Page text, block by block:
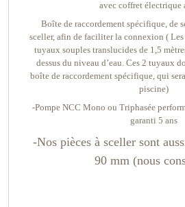
avec coffret électrique
Boîte de raccordement spécifique, de
sceller, afin de faciliter la connexion ( Les
tuyaux souples translucides de 1,5
dessus du niveau d’eau. Ces 2 tuyaux
boîte de raccordement spécifique, qui
piscine)
-Pompe NCC Mono ou Triphasée
garanti 5 ans
-Nos pièces à sceller sont
90 mm (nous